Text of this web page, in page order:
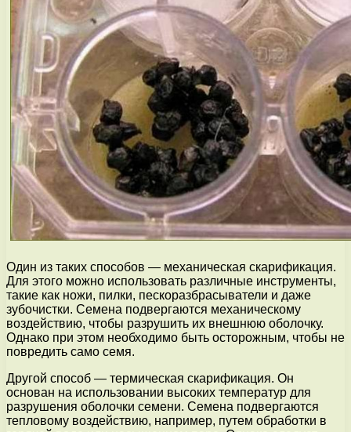
Один из таких способов — механическая скарификация.
Для этого можно использовать различные инструменты,
такие как ножи, пилки, пескоразбрасыватели и даже
зубочистки. Семена подвергаются механическому
воздействию, чтобы разрушить их внешнюю оболочку.
Однако при этом необходимо быть осторожным, чтобы не
повредить само семя.
Другой способ — термическая скарификация. Он
основан на использовании высоких температур для
разрушения оболочки семени. Семена подвергаются
тепловому воздействию, например, путем обработки в